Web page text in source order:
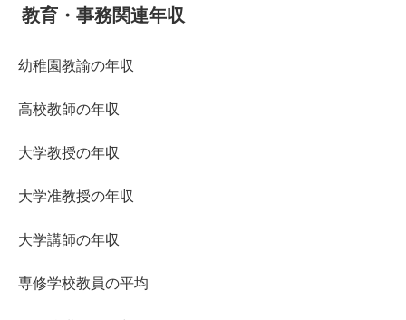
教育・事務関連年収
幼稚園教諭の年収
高校教師の年収
大学教授の年収
大学准教授の年収
大学講師の年収
専修学校教員の平均